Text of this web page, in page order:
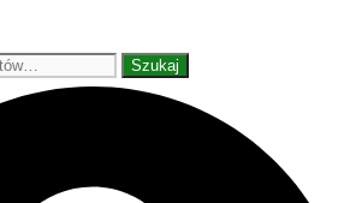
Szukaj